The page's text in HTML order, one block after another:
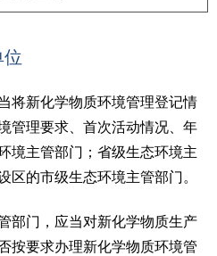
将新化学物质环境管理登记情
管理要求、首次活动情况、年
境主管部门；省级生态环境主
区的市级生态环境主管部门。
部门，应当对新化学物质生产
按要求办理新化学物质环境管